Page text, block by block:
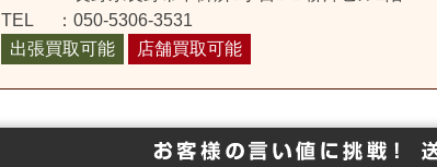
TEL
： 050-5306-3531
出張買取可能
店舗買取可能